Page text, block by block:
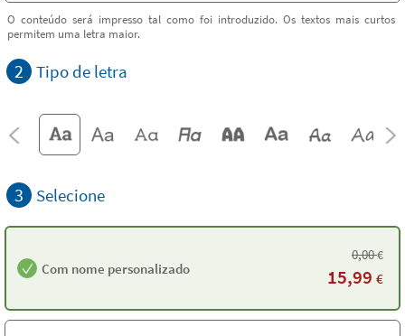
O conteúdo será impresso tal como foi introduzido. Os textos mais curtos
permitem uma letra maior.
2 Tipo de letra
3 Selecione
Com nome personalizado
0,00€
15,99 €